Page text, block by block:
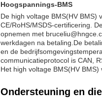
Hoogspannings-BMS
De high voltage BMS(HV BMS)
CE/RoHS/MSDS-certificering.
opnemen met
werkdagen na betaling.De
en de
communicatieprotocol is CAN,
Het high voltage BMS(HV
Ondersteuning en